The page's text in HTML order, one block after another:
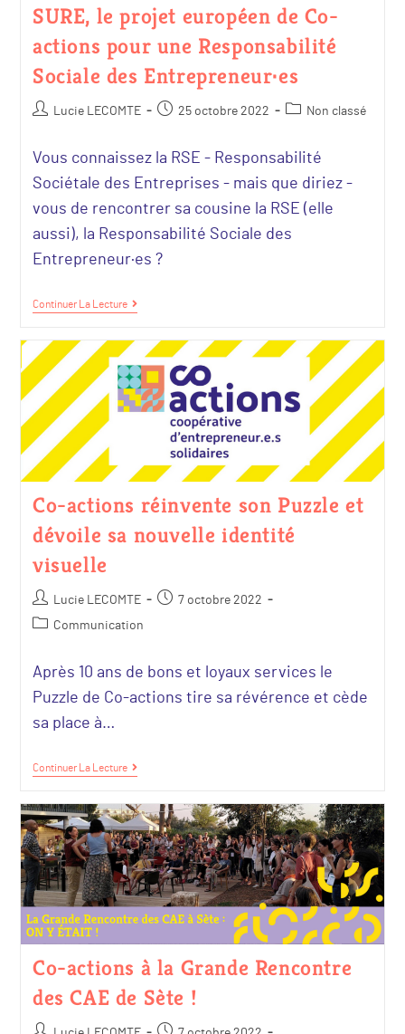
SURE, le projet européen de Co-
actions pour une Responsabilité
Sociale des Entrepreneur·es
Lucie LECOMTE 25 octobre 2022 Non classé
Vous connaissez la RSE - Responsabilité
Sociétale des Entreprises - mais que diriez -
vous de rencontrer sa cousine la RSE (elle
aussi), la Responsabilité Sociale des
Entrepreneur·es ?
Continuer La Lecture
Co-actions réinvente son Puzzle et
dévoile sa nouvelle identité
visuelle
Lucie LECOMTE
7 octobre 2022
Communication
Après 10 ans de bons et loyaux services le
Puzzle de Co-actions tire sa révérence et cède
sa place à…
Continuer La Lecture
Co-actions à la Grande Rencontre
des CAE de Sète !